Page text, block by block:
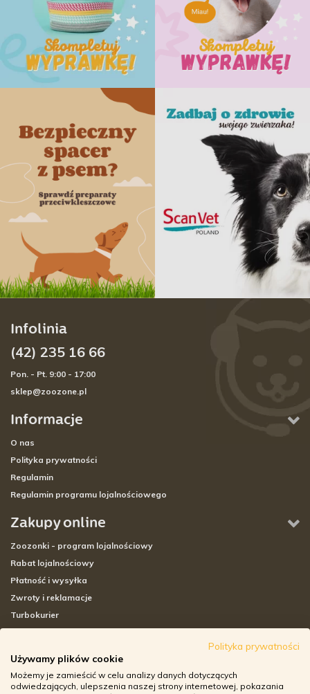
Informacje
O nas
Polityka prywatności
Regulamin
Regulamin programu lojalnościowego
Zakupy online
Zoozonki - program lojalnościowy
Rabat lojalnościowy
Płatność i wysyłka
Zwroty i reklamacje
Turbokurier
Adresy sklepów stacjonarnych
Godziny otwarcia sklepów
Infolinia
(42) 235 16 66
Pon. - Pt. 9:00 - 17:00
sklep@zoozone.pl
Polityka prywatności
Używamy plików cookie
Możemy je zamieścić w celu analizy danych dotyczących
odwiedzających, ulepszenia naszej strony internetowej, pokazania